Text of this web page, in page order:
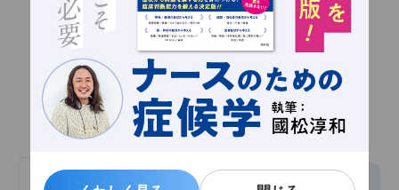
会員限定記事 お気に入り機能 メルマガ配信
新規会員登録（無料）